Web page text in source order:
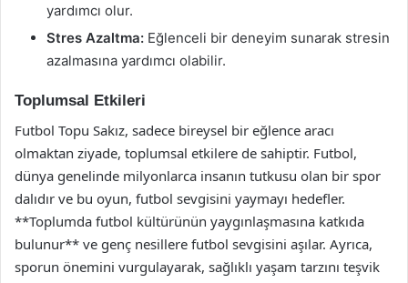
yardımcı olur.
Stres Azaltma: Eğlenceli bir deneyim sunarak stresin
azalmasına yardımcı olabilir.
Toplumsal Etkileri
Futbol Topu Sakız, sadece bireysel bir eğlence aracı
olmaktan ziyade, toplumsal etkilere de sahiptir. Futbol,
dünya genelinde milyonlarca insanın tutkusu olan bir spor
dalıdır ve bu oyun, futbol sevgisini yaymayı hedefler.
**Toplumda futbol kültürünün yaygınlaşmasına katkıda
bulunur** ve genç nesillere futbol sevgisini aşılar. Ayrıca,
sporun önemini vurgulayarak, sağlıklı yaşam tarzını teşvik